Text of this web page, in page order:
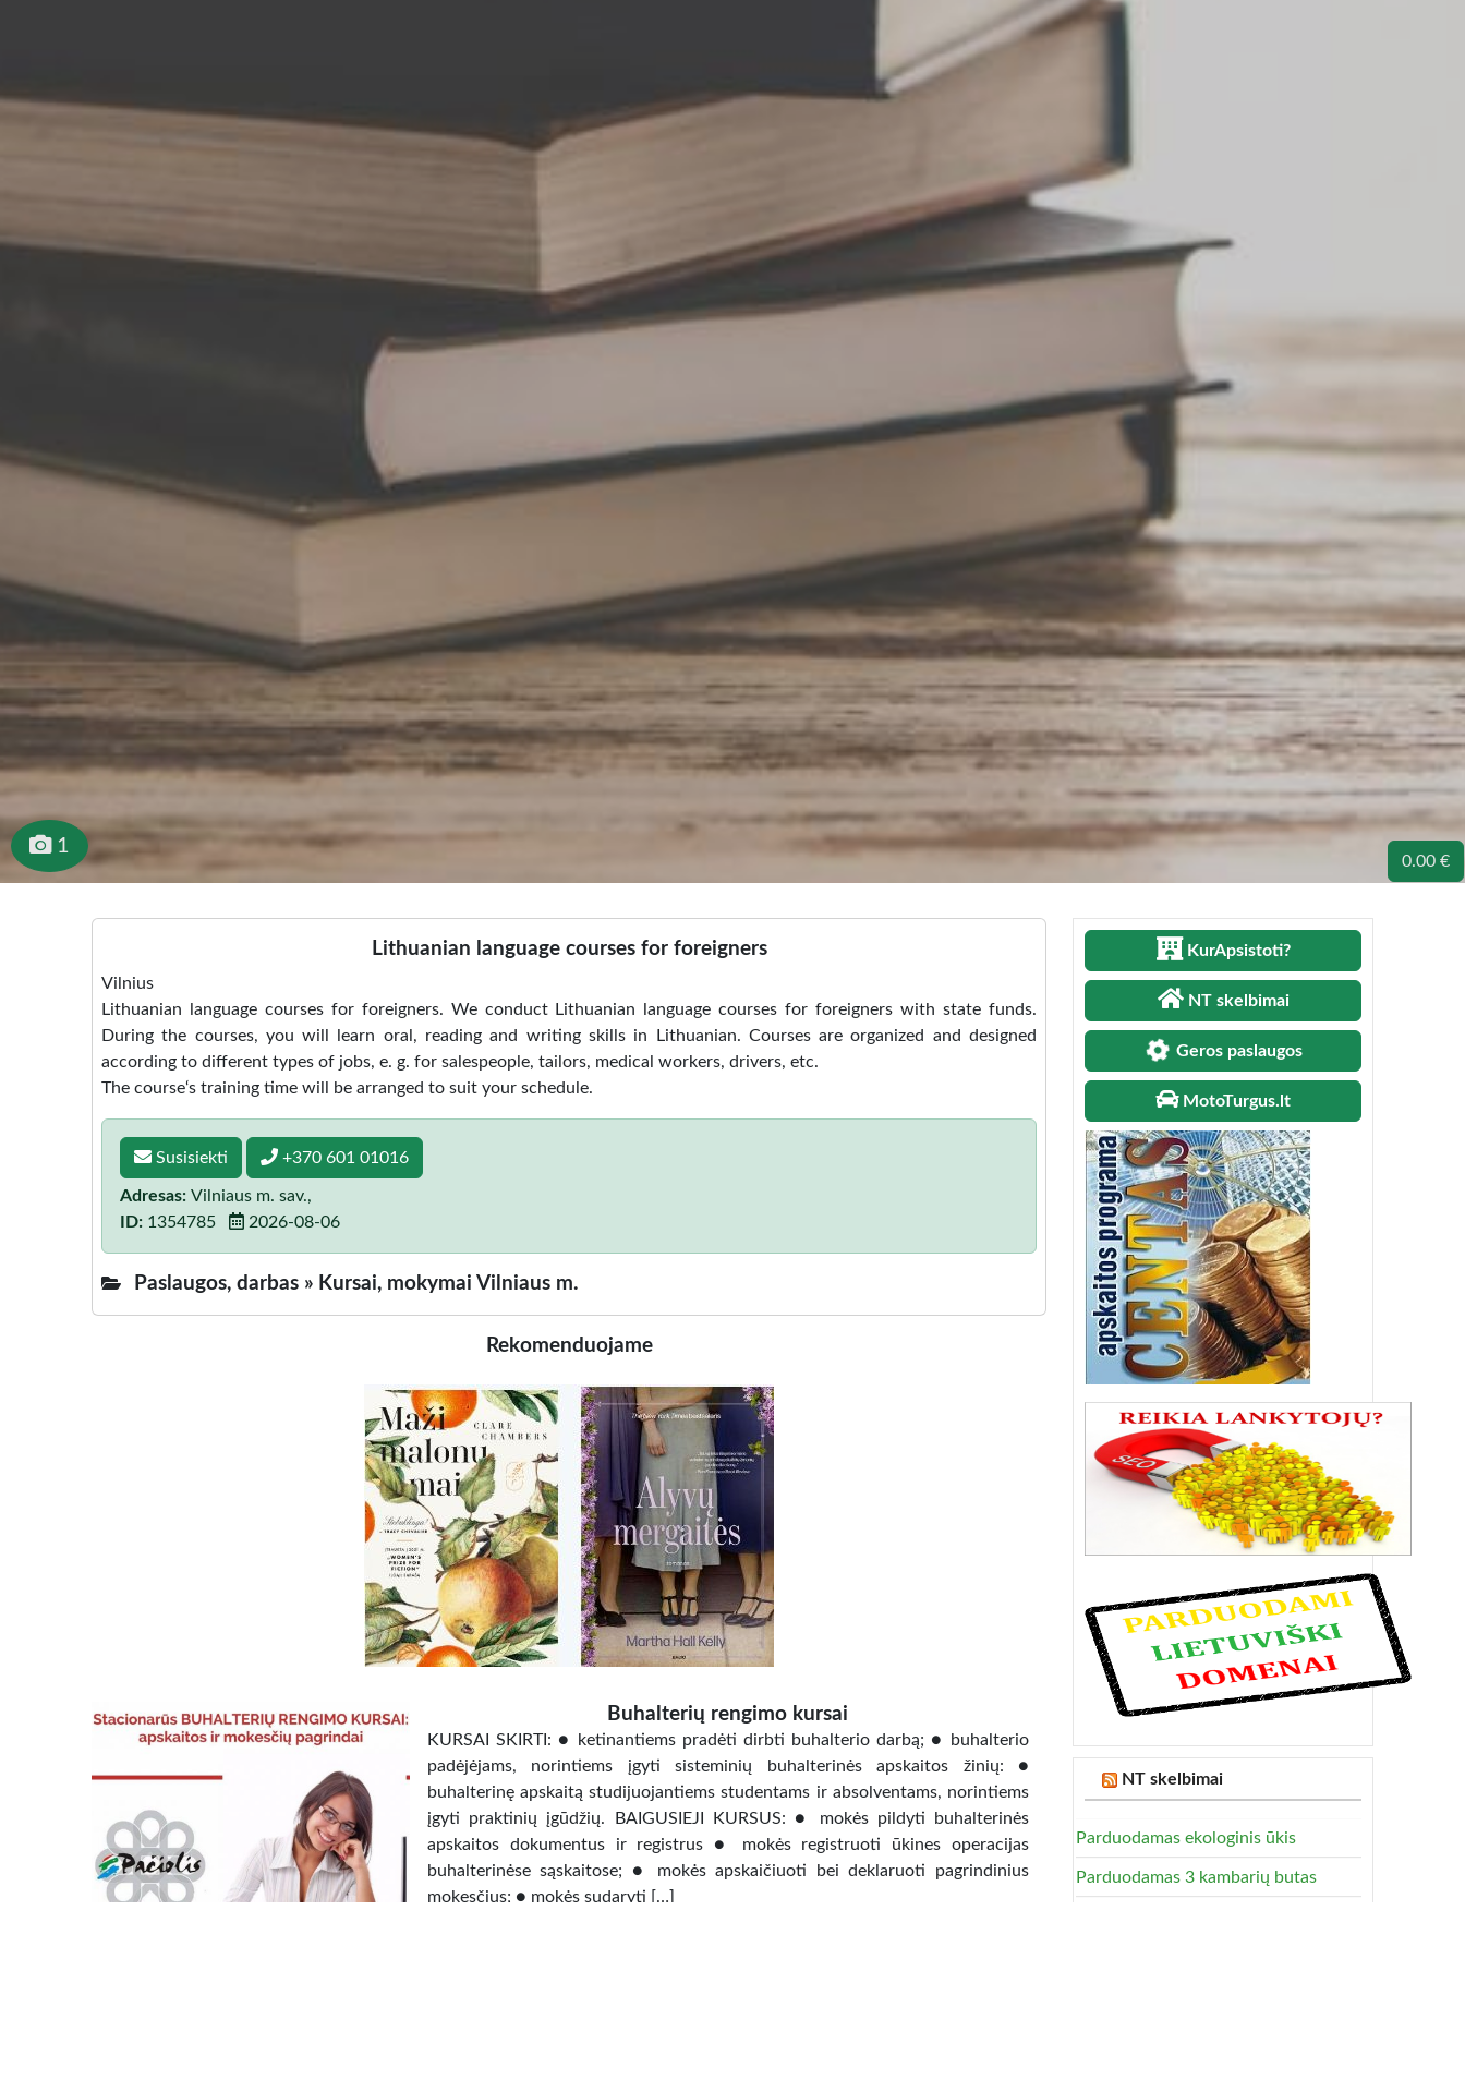
0.00 €
1
Lithuanian language courses for foreigners
Vilnius
Lithuanian language courses for foreigners. We conduct Lithuanian language courses for foreigners with state funds.
During the courses, you will learn oral, reading and writing skills in Lithuanian. Courses are organized and designed
according to different types of jobs, e. g. for salespeople, tailors, medical workers, drivers, etc.
The course‘s training time will be arranged to suit your schedule.
Susisiekti +370 601 01016
Adresas: Vilniaus m. sav.,
ID: 1354785 2026-08-06
Paslaugos, darbas » Kursai, mokymai Vilniaus m.
Rekomenduojame
Buhalterių rengimo kursai
KURSAI SKIRTI: ● ketinantiems pradėti dirbti buhalterio darbą; ● buhalterio
padėjėjams, norintiems įgyti sisteminių buhalterinės apskaitos žinių: ●
buhalterinę apskaitą studijuojantiems studentams ir absolventams, norintiems
įgyti praktinių įgūdžių. BAIGUSIEJI KURSUS: ● mokės pildyti buhalterinės
apskaitos dokumentus ir registrus ● mokės registruoti ūkines operacijas
buhalterinėse sąskaitose; ● mokės apskaičiuoti bei deklaruoti pagrindinius
mokesčius; ● mokės sudaryti […]
KurApsistoti?
NT skelbimai
Geros paslaugos
MotoTurgus.lt
NT skelbimai
Parduodamas ekologinis ūkis
Parduodamas 3 kambarių butas